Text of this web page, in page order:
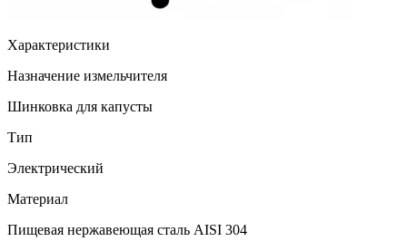
Характеристики
Назначение измельчителя
Шинковка для капусты
Тип
Электрический
Материал
Пищевая нержавеющая сталь AISI 304